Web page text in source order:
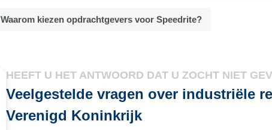
Waarom kiezen opdrachtgevers voor Speedrite?
HEEFT U HET ANTWOORD DAT U ZOCHT NIET
Veelgestelde vragen over industriële
Verenigd Koninkrijk